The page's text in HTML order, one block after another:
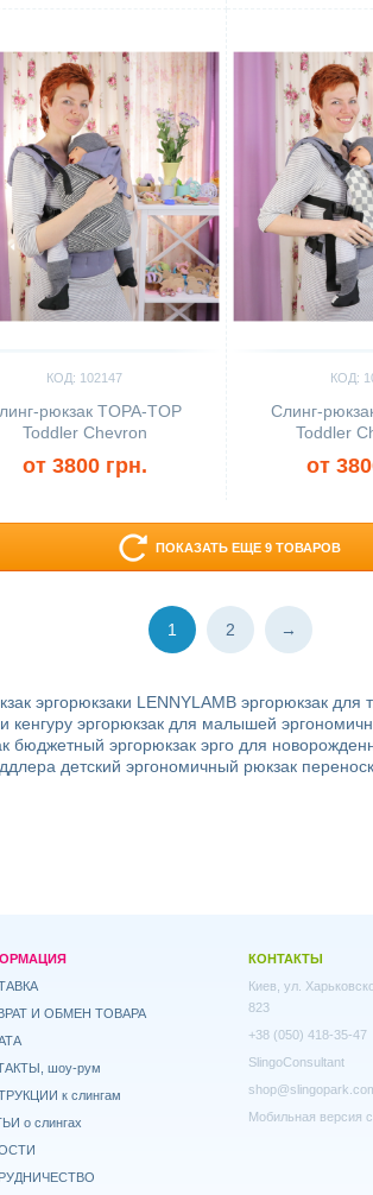
КОД: 102147
рюкзак TOPA-TOP
Toddler Chevron
от 3800 грн.
КОД:
Слинг-
Toddler
от
ПОКАЗАТЬ ЕЩЕ 9 ТОВАРОВ
1 2 →
эргорюкзаки LENNYLAMB эргорюкзак для
кенгуру эргорюкзак для малышей
бюджетный эргорюкзак эрго для
детский эргономичный рюкзак
И ОБМЕН ТОВАРА
шоу-рум
к слингам
о слингах
КОНТАКТЫ
Киев, ул.
823
+38 (050) 418-35-47
SlingoConsultant
Мобильная версия